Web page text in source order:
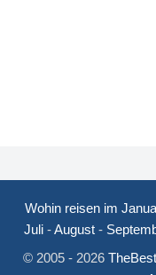
Wohin reisen im
Juli-August-
© 2005 - 2026